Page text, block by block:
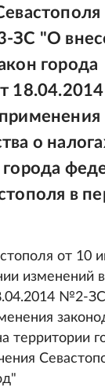
ЗС "О
города
о
в
от 10
изменений в
№2-
территории